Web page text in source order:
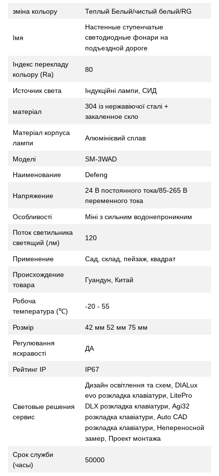
зміна кольору Теплый Белый/чистый белый/RG
Імя
Настенные ступенчатые
светодиодные фонари на
подъездной дороге
Індекс перекладу
кольору (Ra)
80
Источник света Індукційні лампи, СИД
матеріал
304 із нержавіючої сталі +
закаленное скло
Матеріал корпуса
лампи
Алюмінієвий сплав
Моделі
SM-3WAD
Наименование
Defeng
Напряжение
24 В постоянного тока/85-265 В
переменного тока
Особливості
Міні з сильним водонепроникним
Поток светильника
светящий (лм)
120
Применение
Сад, склад, пейзаж, квадрат
Происхождение
товара
Гуандун, Китай
Робоча
температура (℃)
-20 - 55
Розмір
42 мм 52 мм 75 мм
Регулювання
яскравості
ДА
Рейтинг IP IP67
Световые решения
сервис
Дизайн освітлення та схем, DIALux
evo розкладка клавіатури, LitePro
DLX розкладка клавіатури, Agi32
розкладка клавіатури, Auto CAD
розкладка клавіатури, Непереносной
замер, Проект монтажа
Срок служби
(часы)
50000